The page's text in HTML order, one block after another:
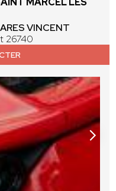
VINCENT
26740